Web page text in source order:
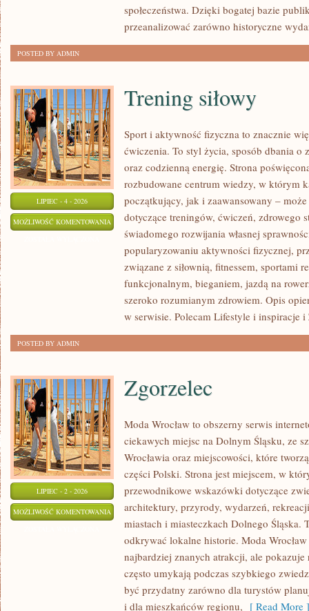
społeczeństwa. Dzięki bogatej bazie
przeanalizować zarówno historyczne
POSTED BY ADMIN
LIPIEC - 4 - 2026
MOŻLIWOŚĆ KOMENTOWANIA TRENING
SIŁOWY
Trening siłowy
Sport i aktywność fizyczna to znacznie
ćwiczenia. To styl życia, sposób dbania o
oraz codzienną energię. Strona
rozbudowane centrum wiedzy, w którym
początkujący, jak i zaawansowany –
dotyczące treningów, ćwiczeń, zdrowego
świadomego rozwijania własnej
popularyzowaniu aktywności fizycznej,
związane z siłownią, fitnessem, sportami
funkcjonalnym, bieganiem, jazdą na
szeroko rozumianym zdrowiem. Opis
w serwisie. Polecam Lifestyle i inspiracje i
POSTED BY ADMIN
LIPIEC - 2 - 2026
MOŻLIWOŚĆ KOMENTOWANIA ZGORZELEC
Zgorzelec
Moda Wrocław to obszerny serwis
ciekawych miejsc na Dolnym Śląsku, ze
Wrocławia oraz miejscowości, które
części Polski. Strona jest miejscem, w
przewodnikowe wskazówki dotyczące
architektury, przyrody, wydarzeń,
miastach i miasteczkach Dolnego Śląska.
odkrywać lokalne historie. Moda
najbardziej znanych atrakcji, ale
często umykają podczas szybkiego
być przydatny zarówno dla turystów
i dla mieszkańców regionu, [ Read More ]